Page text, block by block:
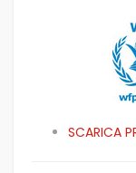
SCARICA